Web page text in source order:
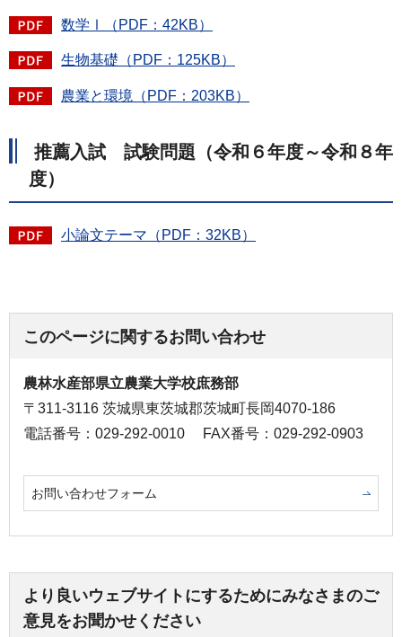
数学Ⅰ（PDF：42KB）
生物基礎（PDF：125KB）
農業と環境（PDF：203KB）
推薦入試 試験問題（令和６年度～令和８年
度）
小論文テーマ（PDF：32KB）
このページに関するお問い合わせ
農林水産部県立農業大学校庶務部
〒311-3116 茨城県東茨城郡茨城町長岡4070-186
電話番号：029-292-0010
FAX番号：029-292-0903
お問い合わせフォーム
より良いウェブサイトにするためにみなさまのご
意見をお聞かせください